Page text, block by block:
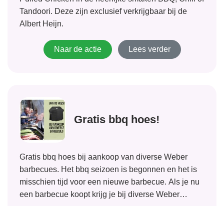
Tandoori. Deze zijn exclusief verkrijgbaar bij de
Albert Heijn.
Naar de actie Lees verder
Gratis bbq hoes!
Gratis bbq hoes bij aankoop van diverse Weber
barbecues. Het bbq seizoen is begonnen en het is
misschien tijd voor een nieuwe barbecue. Als je nu
een barbecue koopt krijg je bij diverse Weber